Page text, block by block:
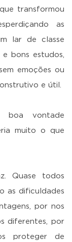
transformou
as
lar de classe
bons estudos,
emoções ou
e útil.
boa vontade
muito o que
Quase todos
as dificuldades
por nos
diferentes, por
proteger de